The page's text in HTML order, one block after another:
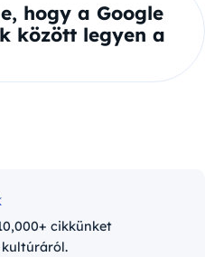
hogy a Google
között legyen a
cikkünket
kultúráról.